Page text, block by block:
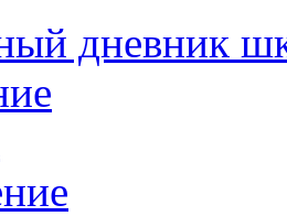
дневник